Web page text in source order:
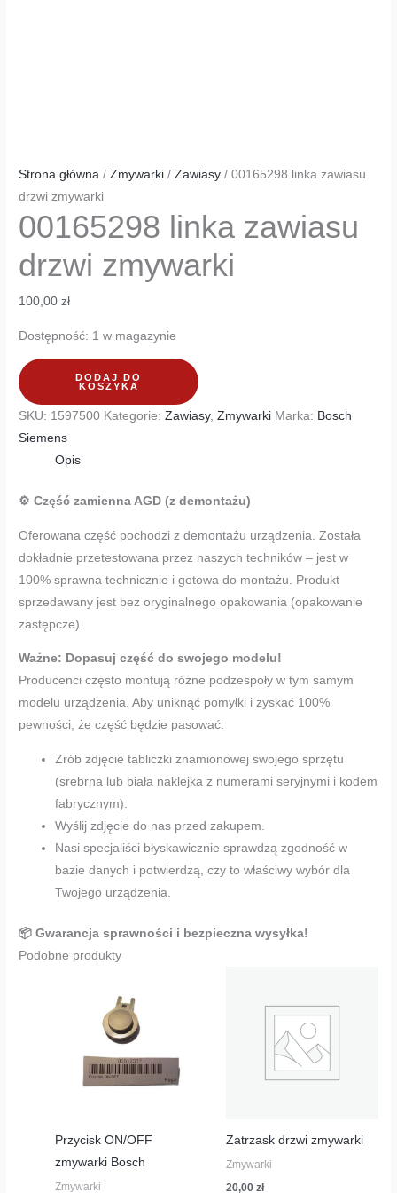
Strona główna /Zmywarki /Zawiasy / 00165298 linka zawiasu
drzwi zmywarki
00165298 linka zawiasu
drzwi zmywarki
100,00zł
Dostępność: 1 w magazynie
DODAJ DO
KOSZYKA
SKU: 1597500 Kategorie:Zawiasy,Zmywarki Marka: Bosch
Siemens
Opis
⚙️ Część zamienna AGD (z demontażu)
Oferowana część pochodzi z demontażu urządzenia. Została
dokładnie przetestowana przez naszych techników – jest w
100% sprawna technicznie i gotowa do montażu. Produkt
sprzedawany jest bez oryginalnego opakowania (opakowanie
zastępcze).
Ważne: Dopasuj część do swojego modelu!
Producenci często montują różne podzespoły w tym samym
modelu urządzenia. Aby uniknąć pomyłki i zyskać 100%
pewności, że część będzie pasować:
Zrób zdjęcie tabliczki znamionowej swojego sprzętu
(srebrna lub biała naklejka z numerami seryjnymi i kodem
fabrycznym).
Wyślij zdjęcie do nas przed zakupem.
Nasi specjaliści błyskawicznie sprawdzą zgodność w
bazie danych i potwierdzą, czy to właściwy wybór dla
Twojego urządzenia.
📦 Gwarancja sprawności i bezpieczna wysyłka!
Podobne produkty
Przycisk ON/OFF
zmywarki Bosch
Zmywarki
Zatrzask drzwi zmywarki
Zmywarki
20,00 zł